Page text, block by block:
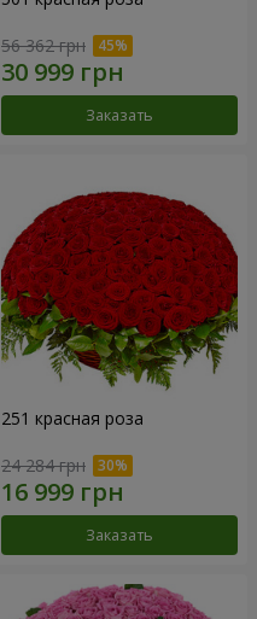
56 362 грн
Заказать
251 красная роза
24 284 грн
Заказать